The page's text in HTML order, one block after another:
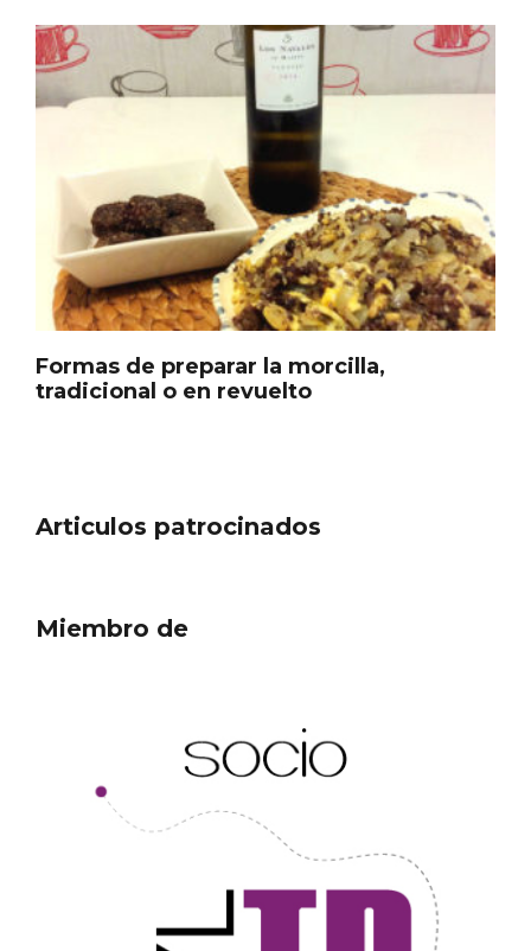
Formas de preparar la morcilla,
tradicional o en revuelto
Articulos patrocinados
Miembro de
Los Pueblos más bonitos de España, en